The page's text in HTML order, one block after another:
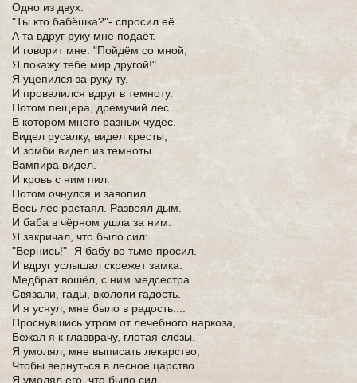
Одно из двух.
"Ты кто бабёшка?"- спросил её.
А та вдруг руку мне подаёт.
И говорит мне: "Пойдём со мной,
Я покажу тебе мир другой!"
Я уцепился за руку ту,
И провалился вдруг в темноту.
Потом пещера, дремучий лес.
В котором много разных чудес.
Видел русалку, видел кресты,
И зомби видел из темноты.
Вампира видел.
И кровь с ним пил.
Потом очнулся и завопил.
Весь лес растаял. Развеял дым.
И баба в чёрном ушла за ним.
Я закричал, что было сил:
"Вернись!"- Я бабу во тьме просил.
И вдруг услышал скрежет замка.
Медбрат вошёл, с ним медсестра.
Связали, гады, вкололи гадость.
И я уснул, мне было в радость....
Проснувшись утром от лечебного наркоза,
Бежал я к главврачу, глотая слёзы.
Я умолял, мне выписать лекарство,
Чтобы вернуться в лесное царство.
Я умолял его, что было сил.